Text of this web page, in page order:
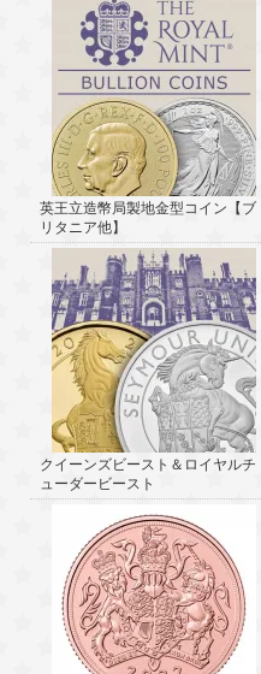
英王立造幣局製地金型コイン【ブ
リタニア他】
クイーンズビースト＆ロイヤルチ
ューダービースト